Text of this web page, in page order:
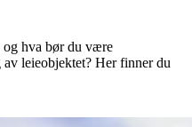
og hva bør du være
leieobjektet? Her finner du